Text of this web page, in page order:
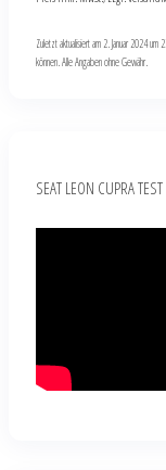
Zuletzt aktualisiert am 2. Januar 2024
können. Alle Angaben ohne Gewähr.
SEAT LEON CUPRA TEST